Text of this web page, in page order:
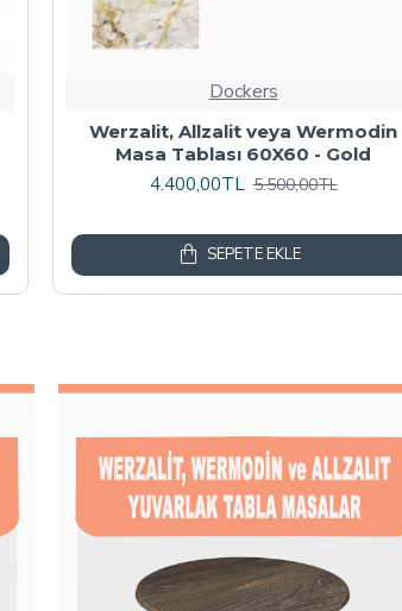
Dockers
Wermodin Masa Tablası 80X60 -
Akçaağaç
4.800,00TL 6.000,00TL
SEPETE EKLE